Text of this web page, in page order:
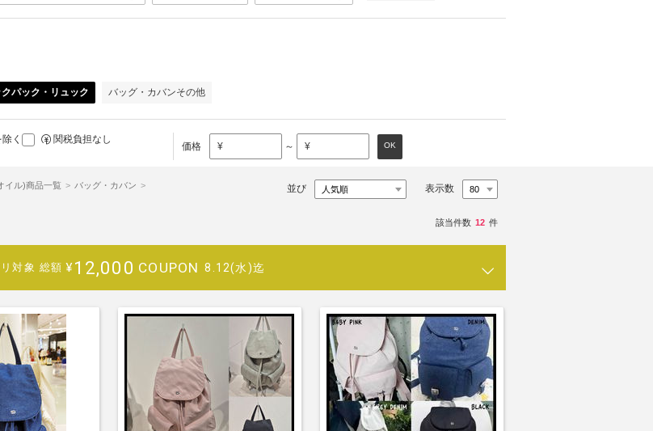
パック・リュック バッグ・カバンその他
く
関税負担なし
価格 ¥ ～ ¥ OK
イル)商品一覧
バッグ・カバン
並び 表示数
該当件数 12 件
対象 総額 ¥12,000 COUPON 8.12(水)迄